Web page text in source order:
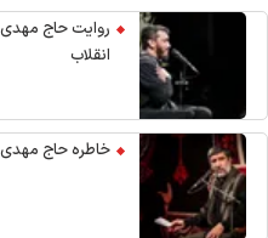
روایت حاج مهدی
انقلاب
خاطره حاج مهدی